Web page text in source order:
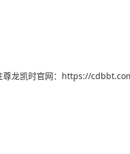
尊龙凯时官网：https://